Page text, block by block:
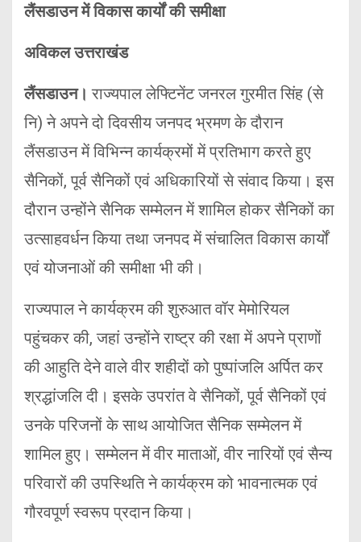
लैंसडाउन में विकास कार्यों की समीक्षा
अविकल उत्तराखंड
लैंसडाउन। राज्यपाल लेफ्टिनेंट जनरल गुरमीत सिंह (से
नि) ने अपने दो दिवसीय जनपद भ्रमण के दौरान
लैंसडाउन में विभिन्न कार्यक्रमों में प्रतिभाग करते हुए
सैनिकों, पूर्व सैनिकों एवं अधिकारियों से संवाद किया। इस
दौरान उन्होंने सैनिक सम्मेलन में शामिल होकर सैनिकों का
उत्साहवर्धन किया तथा जनपद में संचालित विकास कार्यों
एवं योजनाओं की समीक्षा भी की।
राज्यपाल ने कार्यक्रम की शुरुआत वॉर मेमोरियल
पहुंचकर की, जहां उन्होंने राष्ट्र की रक्षा में अपने प्राणों
की आहुति देने वाले वीर शहीदों को पुष्पांजलि अर्पित कर
श्रद्धांजलि दी। इसके उपरांत वे सैनिकों, पूर्व सैनिकों एवं
उनके परिजनों के साथ आयोजित सैनिक सम्मेलन में
शामिल हुए। सम्मेलन में वीर माताओं, वीर नारियों एवं सैन्य
परिवारों की उपस्थिति ने कार्यक्रम को भावनात्मक एवं
गौरवपूर्ण स्वरूप प्रदान किया।